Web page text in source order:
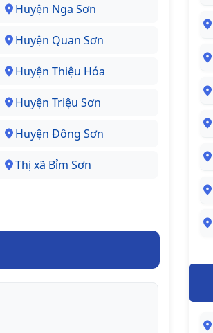
Huyện Nga Sơn
Huyện Quan Sơn
Huyện Thiệu Hóa
Huyện Triệu Sơn
Huyện Đông Sơn
Thị xã Bỉm Sơn